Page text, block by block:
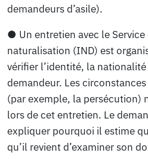
demandeurs d’asile).
● Un entretien avec le
naturalisation (IND) est
vérifier l’identité, la
demandeur. Les
(par exemple, la persécution)
lors de cet entretien. Le
expliquer pourquoi il estime
qu’il revient d’examiner son